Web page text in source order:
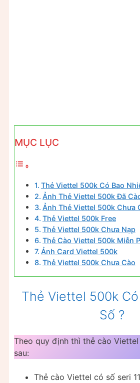
MỤC LỤC
Thẻ Viettel 500k Có Bao
Ảnh Thẻ Viettel 500k Đã
Ảnh Thẻ Viettel 500k Chưa
Thẻ Viettel 500k Free
Thẻ Viettel 500k Chưa Nạp
Thẻ Cào Viettel 500k Miễn
Ảnh Card Viettel 500k
Thẻ Viettel 500k Chưa Cào
Thẻ Viettel 500k
Số ?
Theo quy định thì thẻ cào
sau:
Thẻ cào Viettel có số seri